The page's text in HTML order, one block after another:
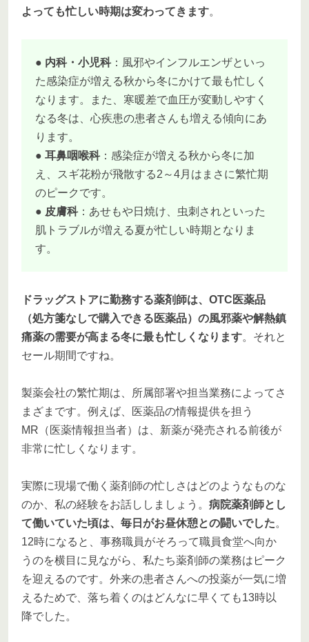
よっても忙しい時期は変わってきます。
● 内科・小児科：風邪やインフルエンザといっ
た感染症が増える秋から冬にかけて最も忙しく
なります。また、寒暖差で血圧が変動しやすく
なる冬は、心疾患の患者さんも増える傾向にあ
ります。
●耳鼻咽喉科：感染症が増える秋から冬に加
え、スギ花粉が飛散する2～4月はまさに繁忙期
のピークです。
● 皮膚科：あせもや日焼け、虫刺されといった
肌トラブルが増える夏が忙しい時期となりま
す。
ドラッグストアに勤務する薬剤師は、OTC医薬品
（処方箋なしで購入できる医薬品）の風邪薬や解熱鎮
痛薬の需要が高まる冬に最も忙しくなります。それと
セール期間ですね。
製薬会社の繁忙期は、所属部署や担当業務によってさ
まざまです。例えば、医薬品の情報提供を担う
MR（医薬情報担当者）は、新薬が発売される前後が
非常に忙しくなります。
実際に現場で働く薬剤師の忙しさはどのようなものな
のか、私の経験をお話ししましょう。病院薬剤師とし
て働いていた頃は、毎日がお昼休憩との闘いでした。
12時になると、事務職員がそろって職員食堂へ向か
うのを横目に見ながら、私たち薬剤師の業務はピーク
を迎えるのです。外来の患者さんへの投薬が一気に増
えるためで、落ち着くのはどんなに早くても13時以
降でした。